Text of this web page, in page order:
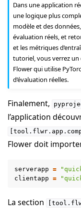
Dans une application
une logique plus
modèle et des
évaluation réels, et
et les métriques
tutoriel, vous verrez un
Flower qui utilise
d’évaluation réelles.
Finalement,
l’application
Flower doit
serverapp =
clientapp =
La section